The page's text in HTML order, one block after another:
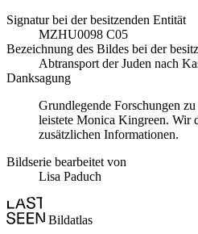
Signatur bei der besitzenden Entität
MZHU0098 C05
Bezeichnung des Bildes bei der
Abtransport der Juden nach
Danksagung
Grundlegende Forschungen
leistete Monica Kingreen. Wir
zusätzlichen Informationen.
Bildserie bearbeitet von
Lisa Paduch
Bildatlas